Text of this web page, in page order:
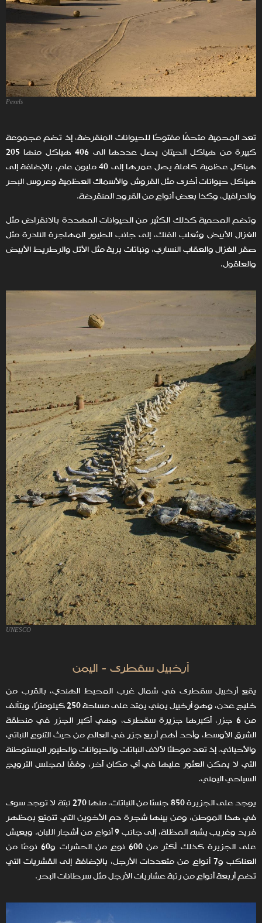
Pexels
تعد المحمية متحفًا مفتوحًا للحيوانات المنقرضة، إذ تضم مجموعة
هياكل عظمية كاملة يصل عمرها إلى 40 مليون عام، بالإضافة إلى
هياكل حيوانات أخرى مثل القروش والأسماك العظمية وعروس البحر
والدرافيل‏، وكذا بعض أنواعٍ من القرود المنقرضة.
وتضم المحمية كذلك الكثير من الحيوانات المهددة بالانقراض مثل
الغزال الأبيض وثعلب الفنك، إلى جانب الطيور المهاجرة النادرة مثل
صقر الغزال والعقاب النساري، ونباتات برية مثل الأتل والرطريط الأبيض
والعاقول.
UNESCO
أرخبيل سقطرى - اليمن
يقع أرخبيل سقطرى في شمال غرب المحيط الهندي، بالقرب من
خليج عدن، وهو أرخبيل يمني يمتد على مساحة 250 كيلومترًا، ويتألف
من 6 جزر، أكبرها جزيرة سقطرى، وهي أكبر الجزر في منطقة
الشرق الأوسط، وأحد أهم أربع جزرٍ في العالم من حيث التنوع النباتي
والأحيائي، إذ تعد موطنًا لآلاف النباتات والحيوانات والطيور المستوطنة
التي لا يمكن العثور عليها في أي مكان آخر، وفقًا لمجلس الترويج
السياحي اليمني.
يوجد على الجزيرة 850 جنسًا من النباتات، منها 270 نبتة لا توجد سوى
في هذا الموطن، ومن بينها شجرة دم الأخوين التي تتمتع بمظهر
فريد وغريب يشبه المظلة، إلى جانب 9 أنواع من أشجار اللبان. ويعيش
على الجزيرة كذلك أكثر من 600 نوعٍ من الحشرات و60 نوعًا من
العناكب و7 أنواع من متعددات الأرجل، بالإضافة إلى القشريات التي
تضم أربعة أنواعٍ من رتبة عشاريات الأرجل مثل سرطانات البحر.